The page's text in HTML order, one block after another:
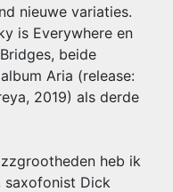
nieuwe variaties.
is Everywhere en
beide
Aria (release:
2019) als derde
heb ik
saxofonist Dick